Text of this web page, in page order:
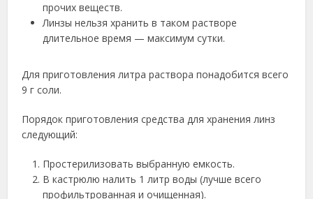
прочих веществ.
Линзы нельзя хранить в таком растворе
длительное время — максимум сутки.
Для приготовления литра раствора понадобится всего
9 г соли.
Порядок приготовления средства для хранения линз
следующий:
Простерилизовать выбранную емкость.
В кастрюлю налить 1 литр воды (лучше всего
профильтрованная и очищенная).